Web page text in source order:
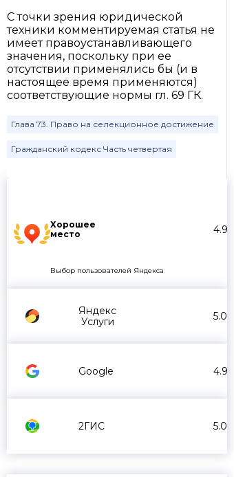
Хорошее
место
4.9
Выбор пользователей Яндекса
Яндекс
Услуги
5.0
Google 4.9
2ГИС 5.0
С точки зрения юридической
техники комментируемая статья не
имеет правоустанавливающего
значения, поскольку при ее
отсутствии применялись бы (и в
настоящее время применяются)
соответствующие нормы гл. 69 ГК.
Глава 73. Право на селекционное достижение
Гражданский кодекс Часть четвертая